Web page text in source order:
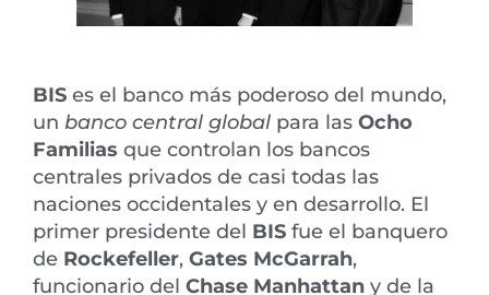
BIS es el banco más poderoso del mundo,
un banco central global para las Ocho
Familias que controlan los bancos
centrales privados de casi todas las
naciones occidentales y en desarrollo. El
primer presidente del BIS fue el banquero
de Rockefeller, Gates McGarrah,
funcionario del Chase Manhattan y de la